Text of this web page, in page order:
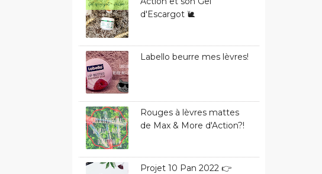
d'Escargot 🐌
Labello beurre mes lèvres!
Rouges à lèvres mattes
de Max & More d'Action?!
Projet 10 Pan 2022 👉